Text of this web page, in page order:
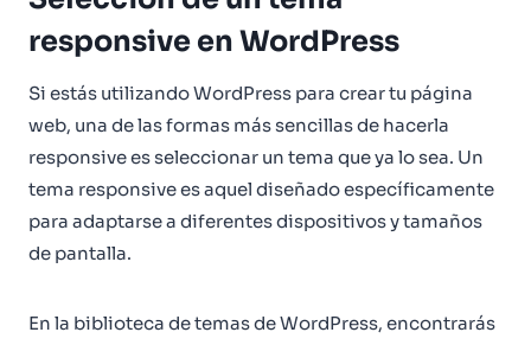
responsive en WordPress
Si estás utilizando WordPress para crear tu página
web, una de las formas más sencillas de hacerla
responsive es seleccionar un tema que ya lo sea. Un
tema responsive es aquel diseñado específicamente
para adaptarse a diferentes dispositivos y tamaños
de pantalla.
En la biblioteca de temas de WordPress, encontrarás